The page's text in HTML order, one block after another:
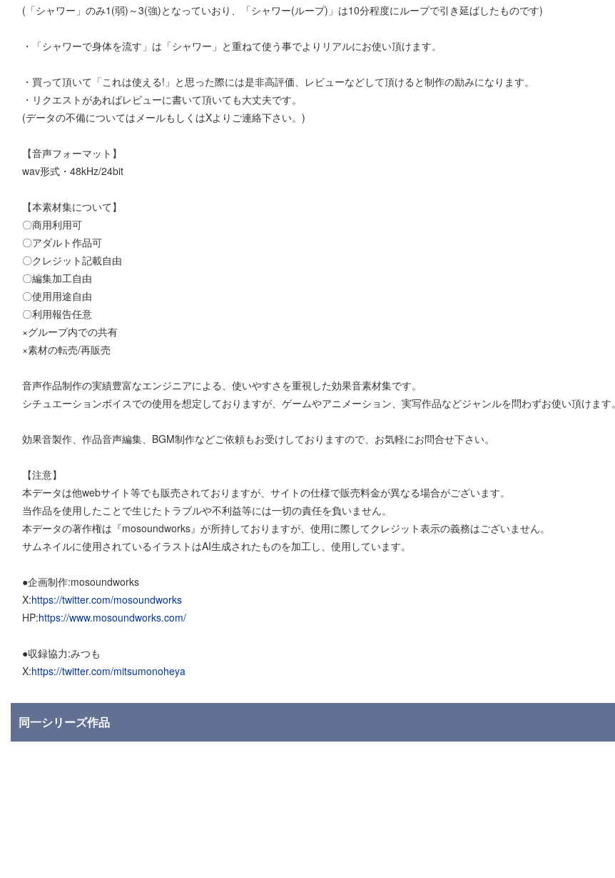
(「シャワー」のみ1(弱)～3(強)となっていおり、「シャワー(ループ)」は10分程度にループで引き延ばしたものです)
・「シャワーで身体を流す」は「シャワー」と重ねて使う事でよりリアルにお使い頂けます。
・買って頂いて「これは使える!」と思った際には是非高評価、レビューなどして頂けると制作の励みになります。
・リクエストがあればレビューに書いて頂いても大丈夫です。
(データの不備についてはメールもしくはXよりご連絡下さい。)
【音声フォーマット】
wav形式・48kHz/24bit
【本素材集について】
〇商用利用可
〇アダルト作品可
〇クレジット記載自由
〇編集加工自由
〇使用用途自由
〇利用報告任意
×グループ内での共有
×素材の転売/再販売
音声作品制作の実績豊富なエンジニアによる、使いやすさを重視した効果音素材集です。
シチュエーションボイスでの使用を想定しておりますが、ゲームやアニメーション、実写作品などジャンルを問わずお使い頂けます。
効果音製作、作品音声編集、BGM制作などご依頼もお受けしておりますので、お気軽にお問合せ下さい。
【注意】
本データは他webサイト等でも販売されておりますが、サイトの仕様で販売料金が異なる場合がございます。
当作品を使用したことで生じたトラブルや不利益等には一切の責任を負いません。
本データの著作権は『mosoundworks』が所持しておりますが、使用に際してクレジット表示の義務はございません。
サムネイルに使用されているイラストはAI生成されたものを加工し、使用しています。
●企画制作:mosoundworks
X:https://twitter.com/mosoundworks
HP:https://www.mosoundworks.com/
●収録協力:みつも
X:https://twitter.com/mitsumonoheya
同一シリーズ作品